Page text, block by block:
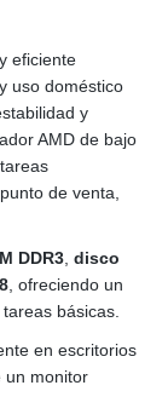
eficiente
uso doméstico
y
AMD de bajo
de venta,
DDR3 disco
, ofreciendo un
básicas.
en escritorios
un monitor